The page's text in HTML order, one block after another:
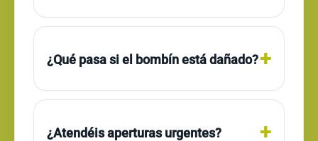
¿Qué pasa si el bombín está dañado?
¿Atendéis aperturas urgentes?